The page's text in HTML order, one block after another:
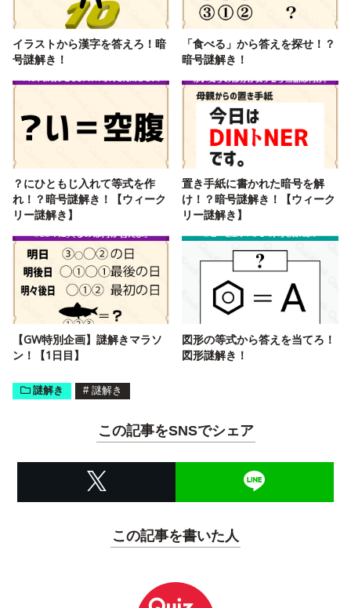
イラストから漢字を答えろ！暗
号謎解き！
「食べる」から答えを探せ！？
暗号謎解き！
？にひともじ入れて等式を作
れ！？暗号謎解き！【ウィーク
リー謎解き】
置き手紙に書かれた暗号を解
け！？暗号謎解き！【ウィーク
リー謎解き】
【GW特別企画】謎解きマラソ
ン！【1日目】
図形の等式から答えを当てろ！
図形謎解き！
謎解き # 謎解き
この記事をSNSでシェア
この記事を書いた人